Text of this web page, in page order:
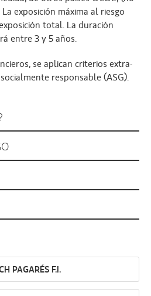
exposición máxima al riesgo
total. La duración
entre 3 y 5 años.
se aplican criterios extra-
responsable (ASG).
PAGARÉS F.I.